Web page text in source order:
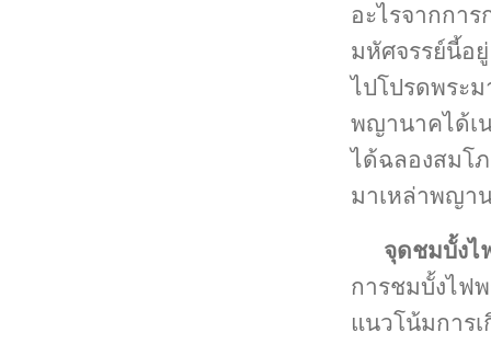
อะไรจากกา
มหัศจรรย์นี้อ
ไปโปรดพระ
พญานาคได้เ
ได้ฉลองสมโ
มาเหล่าพญา
จุดชมบั้ง
การชมบั้งไฟ
แนวโน้มการ